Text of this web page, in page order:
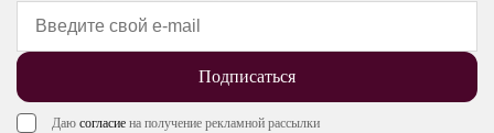
Подписаться
Даю согласие на получение рекламной рассылки